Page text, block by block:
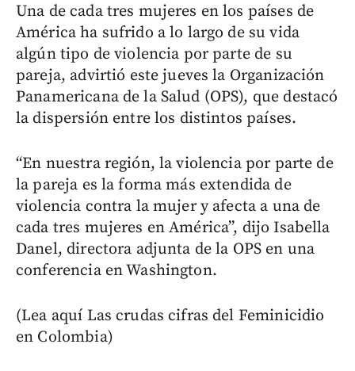
Una de cada tres mujeres en los países de
América ha sufrido a lo largo de su vida
algún tipo de violencia por parte de su
pareja, advirtió este jueves la Organización
Panamericana de la Salud (OPS), que destacó
la dispersión entre los distintos países.
“En nuestra región, la violencia por parte de
la pareja es la forma más extendida de
violencia contra la mujer y afecta a una de
cada tres mujeres en América”, dijo Isabella
Danel, directora adjunta de la OPS en una
conferencia en Washington.
(Lea aquí Las crudas cifras del Feminicidio
en Colombia)